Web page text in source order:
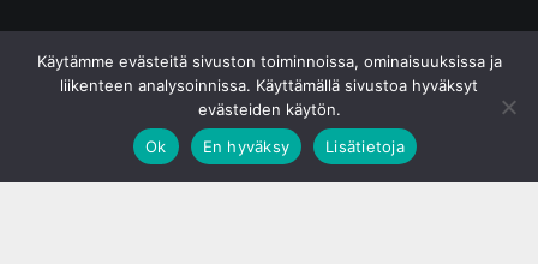
Käytämme evästeitä sivuston toiminnoissa, ominaisuuksissa ja
liikenteen analysoinnissa. Käyttämällä sivustoa hyväksyt
evästeiden käytön.
Ok
En hyväksy Lisätietoja